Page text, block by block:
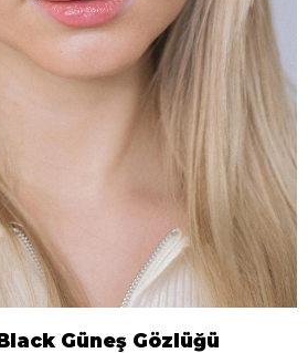
Güneş Gözlüğü